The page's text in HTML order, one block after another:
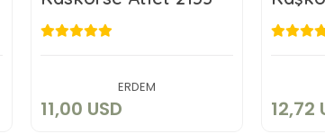
ERDEM
11,00 USD
Add to cart
12,72